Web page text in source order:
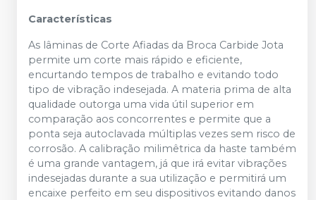
Características
As lâminas de Corte Afiadas da Broca Carbide Jota
permite um corte mais rápido e eficiente,
encurtando tempos de trabalho e evitando todo
tipo de vibração indesejada. A materia prima de alta
qualidade outorga uma vida útil superior em
comparação aos concorrentes e permite que a
ponta seja autoclavada múltiplas vezes sem risco de
corrosão. A calibração milimêtrica da haste também
é uma grande vantagem, já que irá evitar vibrações
indesejadas durante a sua utilização e permitirá um
encaixe perfeito em seu dispositivos evitando danos